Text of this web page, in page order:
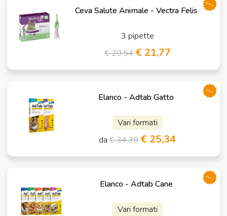
Ceva Salute Animale - Vectra Felis
3 pipette
€ 29,54 € 21,77
promo
Elanco - Adtab Gatto
Vari formati
da€ 34,39 € 25,34
promo
Elanco - Adtab Cane
Vari formati
promo